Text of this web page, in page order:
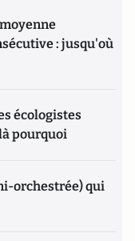
: jusqu'où
écologistes
pourquoi
orchestrée) qui